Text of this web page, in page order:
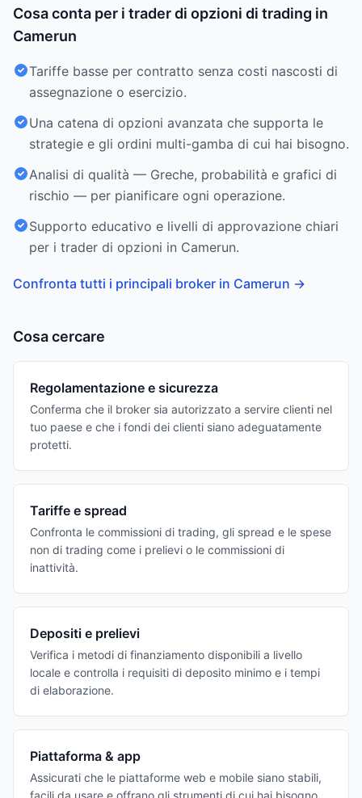
Cosa conta per i trader di opzioni di trading in
Camerun
Tariffe basse per contratto senza costi nascosti di
assegnazione o esercizio.
Una catena di opzioni avanzata che supporta le
strategie e gli ordini multi-gamba di cui hai bisogno.
Analisi di qualità — Greche, probabilità e grafici di
rischio — per pianificare ogni operazione.
Supporto educativo e livelli di approvazione chiari
per i trader di opzioni in Camerun.
Confronta tutti i principali broker in Camerun →
Cosa cercare
Regolamentazione e sicurezza
Conferma che il broker sia autorizzato a servire clienti nel
tuo paese e che i fondi dei clienti siano adeguatamente
protetti.
Tariffe e spread
Confronta le commissioni di trading, gli spread e le spese
non di trading come i prelievi o le commissioni di
inattività.
Depositi e prelievi
Verifica i metodi di finanziamento disponibili a livello
locale e controlla i requisiti di deposito minimo e i tempi
di elaborazione.
Piattaforma & app
Assicurati che le piattaforme web e mobile siano stabili,
facili da usare e offrano gli strumenti di cui hai bisogno.